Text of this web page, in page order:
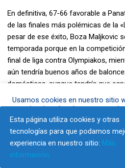
En definitiva, 67-66 favorable a
de las finales más polémicas de la
pesar de ese éxito, Boza Maljkovic
temporada porque en la
final de liga contra Olympiakos,
aún tendría buenos años de
domésticas, aunque tendría que
en el banquillo, para conseguir su
Usamos cookies en nuestro sitio
experiencia más relevante
visitas repetidas. Al hacer clic en
TODAS las cookies.
Ajustes Aceptar
Esta página utiliza cookies y otras
tecnologías para que podamos
experiencia en nuestro sitio: Más
información.